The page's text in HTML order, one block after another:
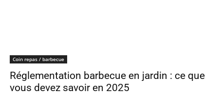
Coin repas / barbecue
Réglementation barbecue en jardin : ce que
vous devez savoir en 2025